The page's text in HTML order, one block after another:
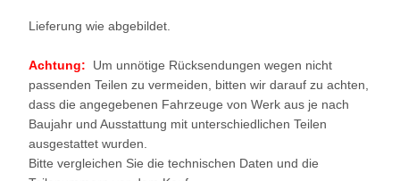
Lieferung wie abgebildet.
Achtung: Um unnötige Rücksendungen wegen nicht
passenden Teilen zu vermeiden, bitten wir darauf zu achten,
dass die angegebenen Fahrzeuge von Werk aus je nach
Baujahr und Ausstattung mit unterschiedlichen Teilen
ausgestattet wurden.
Bitte vergleichen Sie die technischen Daten und die